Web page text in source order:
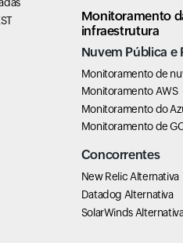
Monitoramento
infraestrutura
Nuvem Pública e
Monitoramento de
Monitoramento AWS
Monitoramento do
Monitoramento de
Concorrentes
New Relic Alternativa
Datadog Alternativa
SolarWinds